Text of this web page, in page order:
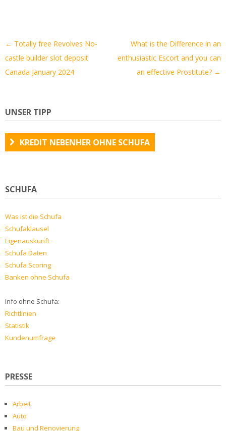
Artikel-
Navigation
← Totally free Revolves No-
castle builder slot deposit
Canada January 2024
What is the Difference in an
enthusiastic Escort and you can
an effective Prostitute? →
UNSER TIPP
KREDIT NEBENHER OHNE SCHUFA
SCHUFA
Was ist die Schufa
Schufaklausel
Eigenauskunft
Schufa Daten
Schufa Scoring
Banken ohne Schufa
Info ohne Schufa:
Richtlinien
Statistik
Kundenumfrage
PRESSE
Arbeit
Auto
Bau und Renovierung